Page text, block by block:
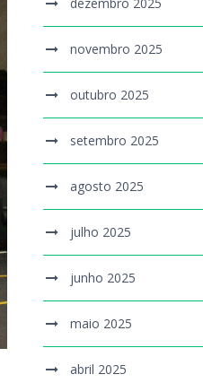
novembro 2025
outubro 2025
setembro 2025
agosto 2025
julho 2025
junho 2025
maio 2025
abril 2025